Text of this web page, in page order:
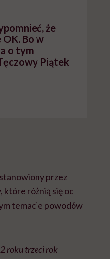
że
Bo w
o tym
Piątek
przez
które różnią się od
temacie powodów
roku trzeci rok